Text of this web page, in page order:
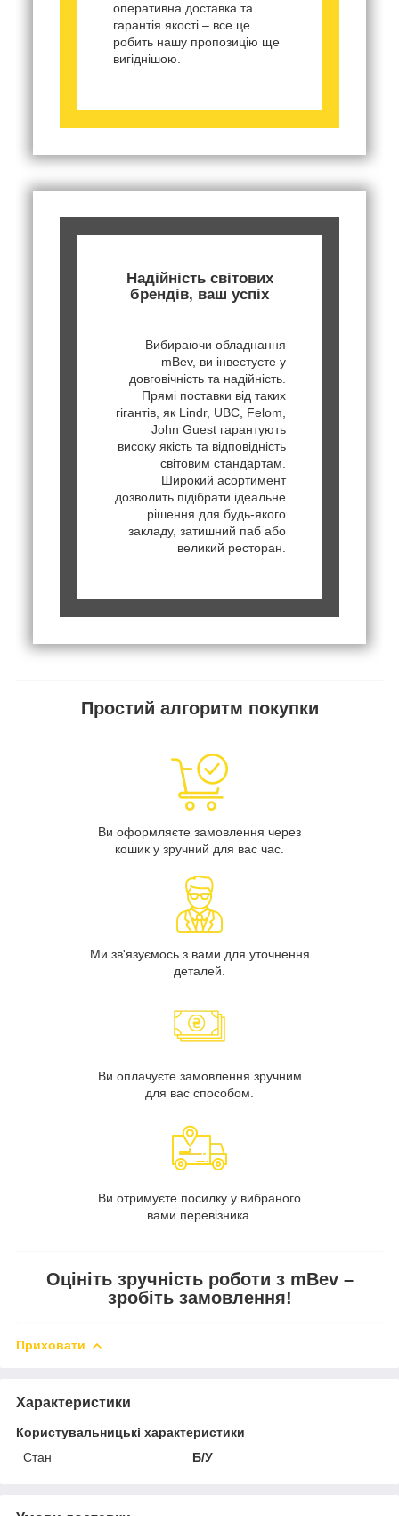
оперативна доставка та
гарантія якості – все це
робить нашу пропозицію ще
вигіднішою.
Надійність світових
брендів, ваш успіх
Вибираючи обладнання
mBev, ви інвестуєте у
довговічність та надійність.
Прямі поставки від таких
гігантів, як Lindr, UBC, Felom,
John Guest гарантують
високу якість та відповідність
світовим стандартам.
Широкий асортимент
дозволить підібрати ідеальне
рішення для будь-якого
закладу, затишний паб або
великий ресторан.
Простий алгоритм покупки
Ви оформляєте замовлення через
кошик у зручний для вас час.
Ми зв'язуємось з вами для уточнення
деталей.
Ви оплачуєте замовлення зручним
для вас способом.
Ви отримуєте посилку у вибраного
вами перевізника.
Оцініть зручність роботи з mBev –
зробіть замовлення!
Приховати
Характеристики
Користувальницькі характеристики
Стан
Б/У